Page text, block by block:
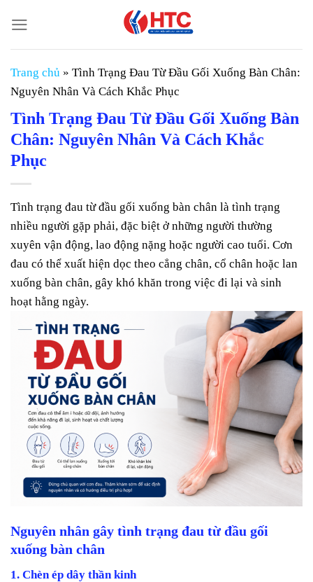
đến
nội
dung
Trang chủ » Tình Trạng Đau Từ Đầu Gối Xuống Bàn Chân:
Nguyên Nhân Và Cách Khắc Phục
Tình Trạng Đau Từ Đầu Gối Xuống Bàn
Chân: Nguyên Nhân Và Cách Khắc
Phục
Tình trạng đau từ đầu gối xuống bàn chân là tình trạng
nhiều người gặp phải, đặc biệt ở những người thường
xuyên vận động, lao động nặng hoặc người cao tuổi. Cơn
đau có thể xuất hiện dọc theo cẳng chân, cổ chân hoặc lan
xuống bàn chân, gây khó khăn trong việc đi lại và sinh
hoạt hằng ngày.
Nguyên nhân gây tình trạng đau từ đầu gối
xuống bàn chân
1. Chèn ép dây thần kinh